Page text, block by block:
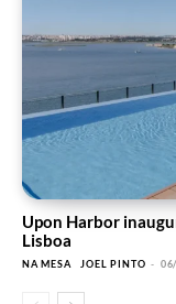
Upon Harbor
Lisboa
NA MESA JOEL PINTO -